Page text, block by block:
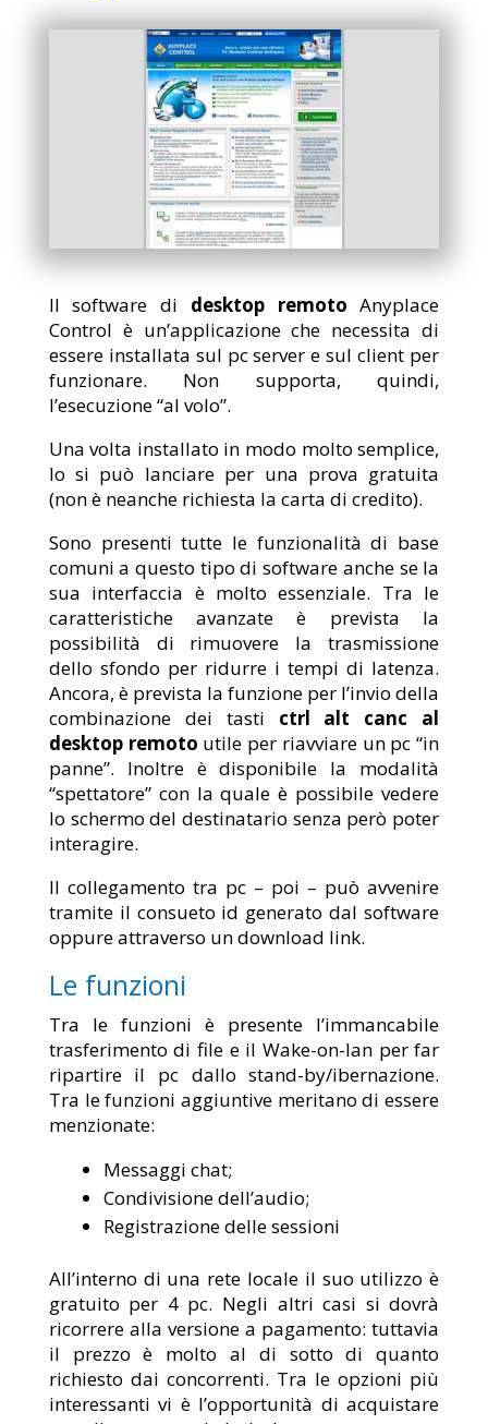
Il software di desktop remotoAnyplace
Control è un’applicazione che necessita di
essere installata sul pc server e sul client per
funzionare. Non supporta, quindi,
l’esecuzione “al volo”.
Una volta installato in modo molto semplice,
lo si può lanciare per una prova gratuita
(non è neanche richiesta la carta di credito).
Sono presenti tutte le funzionalità di base
comuni a questo tipo di software anche se la
sua interfaccia è molto essenziale. Tra le
caratteristiche avanzate è prevista la
possibilità di rimuovere la trasmissione
dello sfondo per ridurre i tempi di latenza.
Ancora, è prevista la funzione per l’invio della
combinazione dei tasti ctrl alt canc al
desktop remoto utile per riavviare un pc “in
panne”. Inoltre è disponibile la modalità
“spettatore” con la quale è possibile vedere
lo schermo del destinatario senza però poter
interagire.
Il collegamento tra pc – poi – può avvenire
tramite il consueto id generato dal software
oppure attraverso un download link.
Le funzioni
Tra le funzioni è presente l’immancabile
trasferimento di file e il Wake-on-lan per far
ripartire il pc dallo stand-by/ibernazione.
Tra le funzioni aggiuntive meritano di essere
menzionate:
Messaggi chat;
Condivisione dell’audio;
Registrazione delle sessioni
All’interno di una rete locale il suo utilizzo è
gratuito per 4 pc. Negli altri casi si dovrà
ricorrere alla versione a pagamento: tuttavia
il prezzo è molto al di sotto di quanto
richiesto dai concorrenti. Tra le opzioni più
interessanti vi è l’opportunità di acquistare